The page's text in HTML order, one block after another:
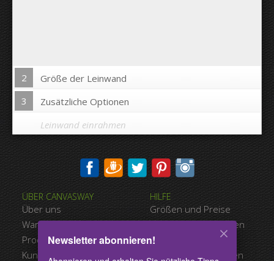
2
Größe der Leinwand
3
Zusätzliche Optionen
Bild auf Leinwandkanten drucken:
Nein
Leinwand einrahmen
ÜBER CANVASWAY
Über uns
Warum Canvasway.com
Produktqualität
Kundenreferenzen
HILFE
Größen und Preise
Zahlungsmöglichkeiten
Versandart
Nutzungsbedingungen
Newsletter abonnieren!